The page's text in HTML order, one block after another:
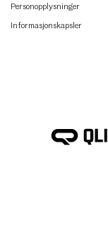
Personopplysninger
Informasjonskapsler